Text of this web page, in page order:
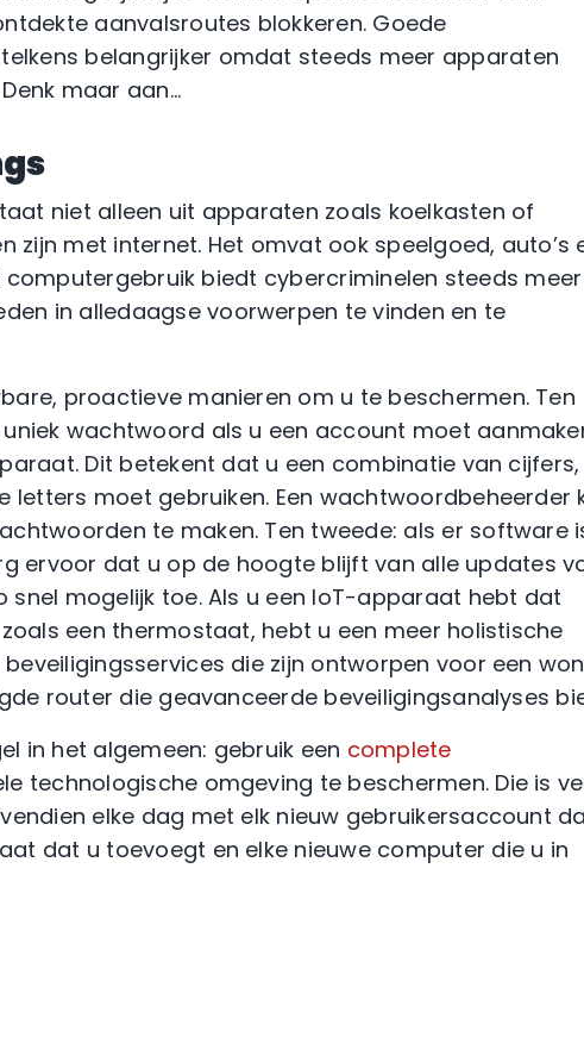
aanvalsroutes blokkeren. Goede
belangrijker omdat steeds meer apparaten
maar aan…
niet alleen uit apparaten zoals koelkasten of
zijn met internet. Het omvat ook speelgoed, auto’s
biedt cybercriminelen steeds meer
in alledaagse voorwerpen te vinden en te
proactieve manieren om u te beschermen. Ten
wachtwoord als u een account moet
Dit betekent dat u een combinatie van cijfers,
letters moet gebruiken. Een wachtwoordbeheerder
te maken. Ten tweede: als er software
ervoor dat u op de hoogte blijft van alle updates
snel mogelijk toe. Als u een IoT-apparaat hebt dat
een thermostaat, hebt u een meer holistische
die zijn ontworpen voor een
router die geavanceerde beveiligingsanalyses
in het algemeen: gebruik een complete
technologische omgeving te beschermen. Die is
elke dag met elk nieuw gebruikersaccount
dat u toevoegt en elke nieuwe computer die u in